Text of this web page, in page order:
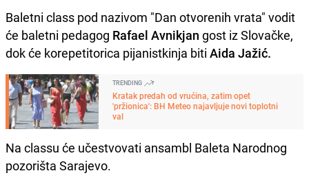
Baletni class pod nazivom "Dan otvorenih vrata" vodit
će baletni pedagog Rafael Avnikjan gost iz Slovačke,
dok će korepetitorica pijanistkinja biti Aida Jažić.
TRENDING
Kratak predah od vrućina, zatim opet
'pržionica': BH Meteo najavljuje novi toplotni
val
Na classu će učestvovati ansambl Baleta Narodnog
pozorišta Sarajevo.